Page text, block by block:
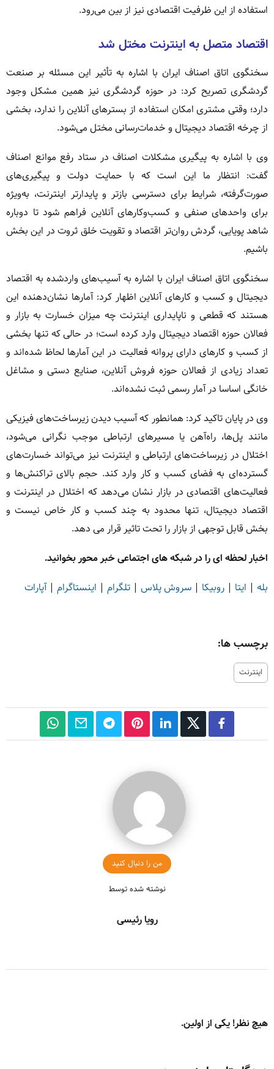
استفاده از این ظرفیت اقتصادی نیز از بین می‌رود.
اقتصاد متصل به اینترنت مختل شد
سخنگوی اتاق اصناف ایران با اشاره به تأثیر این مسئله بر صنعت
گردشگری تصریح کرد: در حوزه گردشگری نیز همین مشکل وجود
دارد؛ وقتی مشتری امکان استفاده از بسترهای آنلاین را ندارد، بخشی
از چرخه اقتصاد دیجیتال و خدمات‌رسانی مختل می‌شود.
وی با اشاره به پیگیری مشکلات اصناف در ستاد رفع موانع اصناف
گفت: انتظار ما این است که با حمایت دولت و پیگیری‌های
صورت‌گرفته، شرایط برای دسترسی بازتر و پایدارتر اینترنت، به‌ویژه
برای واحدهای صنفی و کسب‌وکارهای آنلاین فراهم شود تا دوباره
شاهد پویایی، گردش روان‌تر اقتصاد و تقویت خلق ثروت در این بخش
باشیم.
سخنگوی اتاق اصناف ایران با اشاره به آسیب‌های واردشده به اقتصاد
دیجیتال و کسب و کارهای آنلاین اظهار کرد: آمارها نشان‌دهنده این
هستند که قطعی و ناپایداری اینترنت چه میزان خسارت به بازار و
فعالان حوزه اقتصاد دیجیتال وارد کرده است؛ در حالی که تنها بخشی
از کسب و کارهای دارای پروانه فعالیت در این آمارها لحاظ شده‌اند و
تعداد زیادی از فعالان حوزه فروش آنلاین، صنایع دستی و مشاغل
خانگی اساسا در آمار رسمی ثبت نشده‌اند.
وی در پایان تاکید کرد: همانطور که آسیب دیدن زیرساخت‌های فیزیکی
مانند پل‌ها، راه‌آهن یا مسیرهای ارتباطی موجب نگرانی می‌شود،
اختلال در زیرساخت‌های ارتباطی و اینترنت نیز می‌تواند خسارت‌های
گسترده‌ای به فضای کسب و کار وارد کند. حجم بالای تراکنش‌ها و
فعالیت‌های اقتصادی در بازار نشان‌ می‌دهد که اختلال در اینترنت و
اقتصاد دیجیتال، تنها محدود به چند کسب و کار خاص نیست و
بخش قابل توجهی از بازار را تحت تاثیر قرار می دهد.
اخبار لحظه ای را در شبکه های اجتماعی خبر محور بخوانید.
بله | ایتا | روبیکا | سروش پلاس | تلگرام | اینستاگرام |آپارات
برچسب ها:
اینترنت
من را دنبال کنید
نوشته شده توسط
رویا رئیسی
هیچ نظر! یکی از اولین.